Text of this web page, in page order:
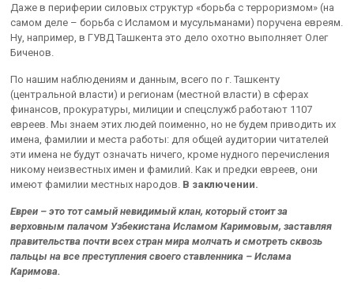
Даже в периферии силовых структур «борьба с терроризмом» (на
самом деле – борьба с Исламом и мусульманами) поручена евреям.
Ну, например, в ГУВД Ташкента это дело охотно выполняет Олег
Биченов.
По нашим наблюдениям и данным, всего по г. Ташкенту
(центральной власти) и регионам (местной власти) в сферах
финансов, прокуратуры, милиции и спецслужб работают 1107
евреев. Мы знаем этих людей поименно, но не будем приводить их
имена, фамилии и места работы: для общей аудитории читателей
эти имена не будут означать ничего, кроме нудного перечисления
никому неизвестных имен и фамилий. Как и предки евреев, они
имеют фамилии местных народов. В заключении.
Евреи – это тот самый невидимый клан, который стоит за
верховным палачом Узбекистана Исламом Каримовым, заставляя
правительства почти всех стран мира молчать и смотреть сквозь
пальцы на все преступления своего ставленника – Ислама
Каримова.